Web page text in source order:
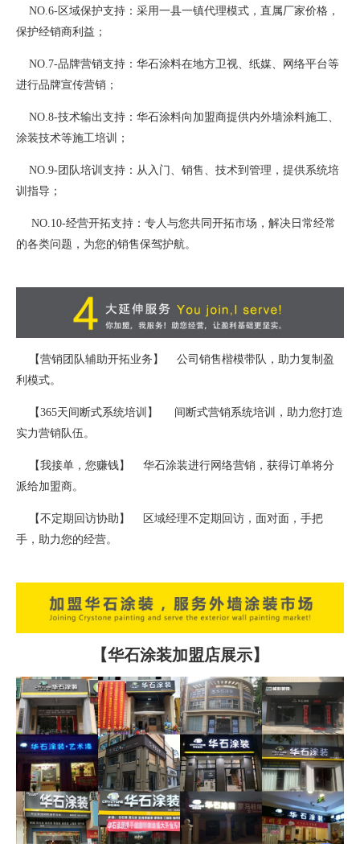
NO.6-区域保护支持：采用一县一镇代理模式，直属厂家价格，
保护经销商利益；
NO.7-品牌营销支持：华石涂料在地方卫视、纸媒、网络平台等
进行品牌宣传营销；
NO.8-技术输出支持：华石涂料向加盟商提供内外墙涂料施工、
涂装技术等施工培训；
NO.9-团队培训支持：从入门、销售、技术到管理，提供系统培
训指导；
NO.10-经营开拓支持：专人与您共同开拓市场，解决日常经常
的各类问题，为您的销售保驾护航。
【营销团队辅助开拓业务】 公司销售楷模带队，助力复制盈
利模式。
【365天间断式系统培训】 间断式营销系统培训，助力您打造
实力营销队伍。
【我接单，您赚钱】 华石涂装进行网络营销，获得订单将分
派给加盟商。
【不定期回访协助】 区域经理不定期回访，面对面，手把
手，助力您的经营。
【华石涂装加盟店展示】